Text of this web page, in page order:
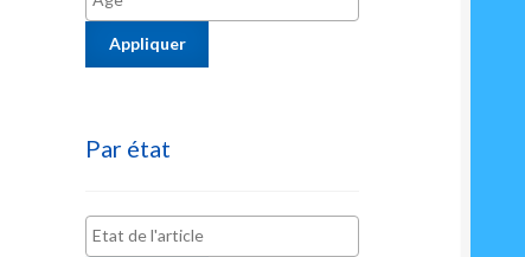
Appliquer
Par état